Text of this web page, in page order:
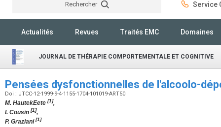
Rechercher Service
Actualités Revues Traités EMC Domaines
JOURNAL DE THÉRAPIE COMPORTEMENTALE ET COGNITIVE
Pensées dysfonctionnelles de l'alcoolo-
Doi : JTCC-12-1999-9-4-1155-1704-101019-ART50
M. HautekEete [1],
I. Cousin [1],
P. Graziani[1]